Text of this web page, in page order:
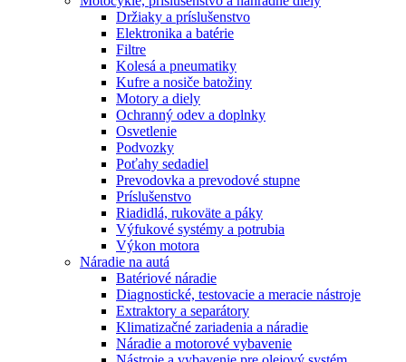
Držiaky a príslušenstvo
Elektronika a batérie
Filtre
Kolesá a pneumatiky
Kufre a nosiče batožiny
Motory a diely
Ochranný odev a doplnky
Osvetlenie
Podvozky
Poťahy sedadiel
Prevodovka a prevodové stupne
Príslušenstvo
Riadidlá, rukoväte a páky
Výfukové systémy a potrubia
Výkon motora
Náradie na autá
Batériové náradie
Diagnostické, testovacie a meracie nástroje
Extraktory a separátory
Klimatizačné zariadenia a náradie
Náradie a motorové vybavenie